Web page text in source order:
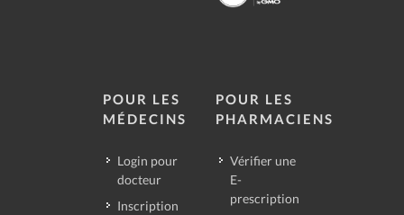
POUR LES
MÉDECINS
Login pour
docteur
Inscription
POUR LES
PHARMACIENS
Vérifier une
E-
prescription